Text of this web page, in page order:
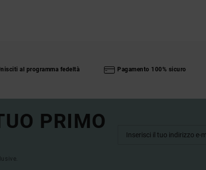
al programma fedeltà Pagamento 100% sicuro
PRIMO